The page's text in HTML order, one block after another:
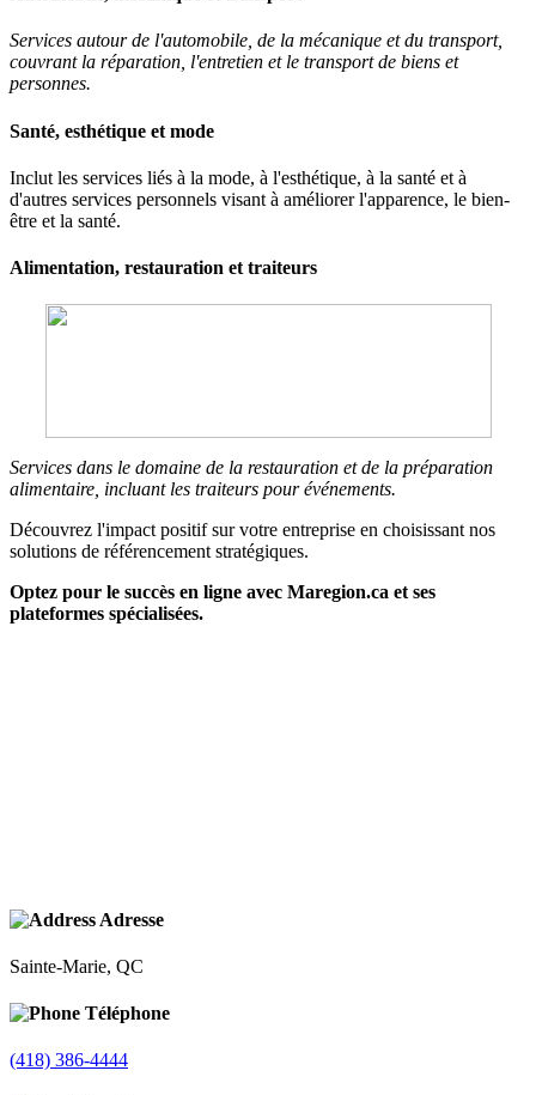
Services autour de l'automobile, de la mécanique et du transport,
couvrant la réparation, l'entretien et le transport de biens et
personnes.
Santé, esthétique et mode
Inclut les services liés à la mode, à l'esthétique, à la santé et à
d'autres services personnels visant à améliorer l'apparence, le bien-
être et la santé.
Alimentation, restauration et traiteurs
Services dans le domaine de la restauration et de la préparation
alimentaire, incluant les traiteurs pour événements.
Découvrez l'impact positif sur votre entreprise en choisissant nos
solutions de référencement stratégiques.
Optez pour le succès en ligne avec Maregion.ca et ses
plateformes spécialisées.
Adresse
Sainte-Marie, QC
Téléphone
(418) 386-4444